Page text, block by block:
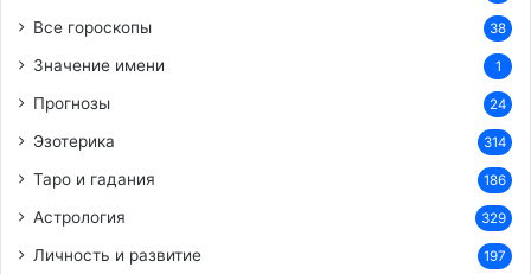
Все гороскопы 38
Значение имени 1
Прогнозы 24
Эзотерика 314
Таро и гадания 186
Астрология 329
Личность и развитие 197